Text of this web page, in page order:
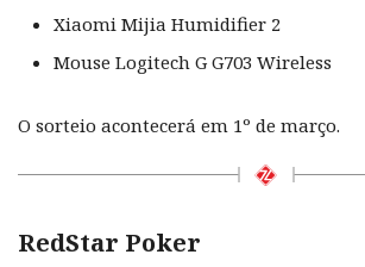
Xiaomi Mijia Humidifier 2
Mouse Logitech G G703 Wireless
O sorteio acontecerá em 1º de março.
RedStar Poker